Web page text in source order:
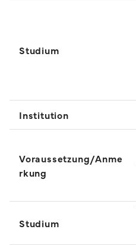
Studium
Institution
Voraussetzung/Anme
rkung
Studium